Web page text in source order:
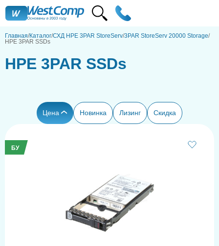
Главная Каталог СХД HPE 3PAR StoreServ 3PAR StoreServ 20000 Storage
HPE 3PAR SSDs
HPE 3PAR SSDs
Цена Новинка Лизинг Скидка
БУ